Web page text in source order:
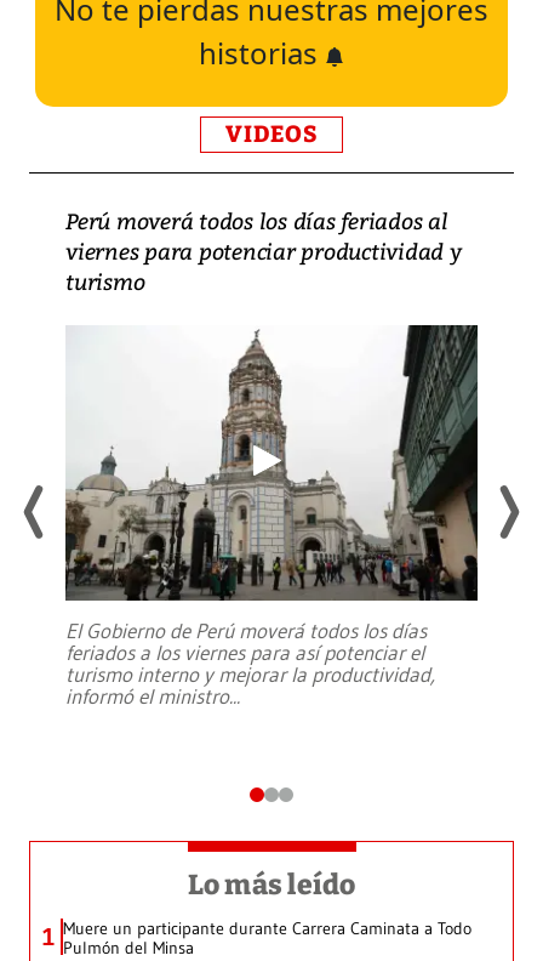
No te pierdas nuestras mejores
historias
VIDEOS
Perú moverá todos los días feriados al
viernes para potenciar productividad y
turismo
El Gobierno de Perú moverá todos los días
feriados a los viernes para así potenciar el
turismo interno y mejorar la productividad,
informó el ministro...
Lo más leído
1 Muere un participante durante Carrera Caminata a Todo
Pulmón del Minsa